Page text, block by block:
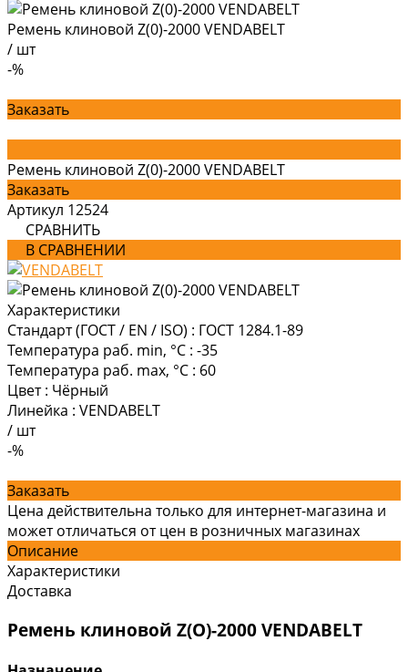
Ремень клиновой Z(0)-2000 VENDABELT
/ шт
-%
Заказать
Ремень клиновой Z(0)-2000 VENDABELT
Заказать
Артикул 12524
СРАВНИТЬ
В СРАВНЕНИИ
Характеристики
Стандарт (ГОСТ / EN / ISO) : ГОСТ 1284.1-89
Температура раб. min, °C : -35
Температура раб. max, °C : 60
Цвет : Чёрный
Линейка : VENDABELT
/ шт
-%
Заказать
Цена действительна только для интернет-магазина и
может отличаться от цен в розничных магазинах
Описание
Характеристики
Доставка
Ремень клиновой Z(O)-2000 VENDABELT